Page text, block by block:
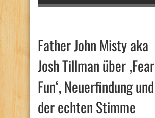
Father John Misty aka
Josh Tillman über ‚Fear
Fun‘, Neuerfindung und
der echten Stimme